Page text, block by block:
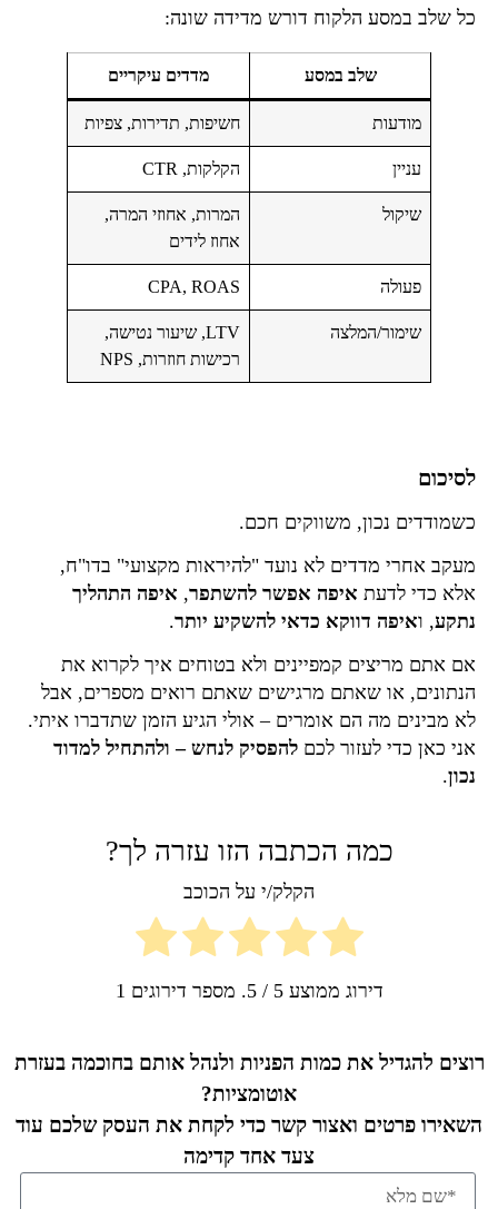
כל שלב במסע הלקוח דורש מדידה שונה:
שלב במסע מדדים עיקריים
מודעות חשיפות, תדירות, צפיות
עניין הקלקות, CTR
שיקול
המרות, אחוזי המרה,
אחוז לידים
פעולה CPA, ROAS
שימור/המלצה
LTV, שיעור נטישה,
רכישות חוזרות, NPS
לסיכום
כשמודדים נכון, משווקים חכם.
מעקב אחרי מדדים לא נועד "להיראות מקצועי" בדו"ח,
אלא כדי לדעת איפה אפשר להשתפר, איפה התהליך
נתקע, ואיפה דווקא כדאי להשקיע יותר.
אם אתם מריצים קמפיינים ולא בטוחים איך לקרוא את
הנתונים, או שאתם מרגישים שאתם רואים מספרים, אבל
לא מבינים מה הם אומרים – אולי הגיע הזמן שתדברו איתי.
אני כאן כדי לעזור לכם להפסיק לנחש – ולהתחיל למדוד
נכון.
כמה הכתבה הזו עזרה לך?
הקלק/י על הכוכב
דירוג ממוצע5 / 5. מספר דירוגים 1
רוצים להגדיל את כמות הפניות ולנהל אותם בחוכמה בעזרת
אוטומציות?
השאירו פרטים ואצור קשר כדי לקחת את העסק שלכם עוד
צעד אחד קדימה